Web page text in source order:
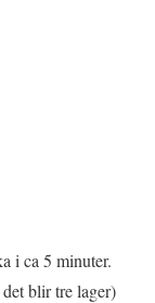
i ca 5 minuter.
blir tre lager)